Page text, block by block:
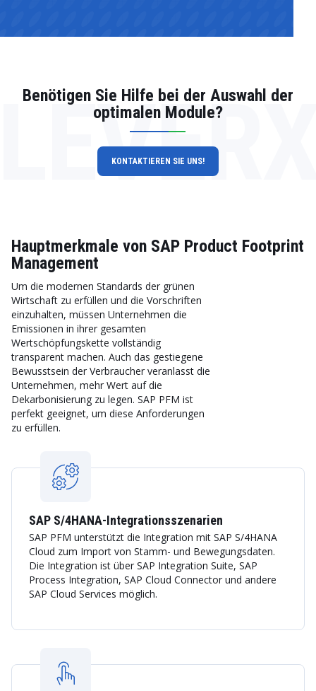
Benötigen Sie Hilfe bei der Auswahl der
optimalen Module?
KONTAKTIEREN SIE UNS!
Hauptmerkmale von SAP Product Footprint
Management
Um die modernen Standards der grünen
Wirtschaft zu erfüllen und die Vorschriften
einzuhalten, müssen Unternehmen die
Emissionen in ihrer gesamten
Wertschöpfungskette vollständig
transparent machen. Auch das gestiegene
Bewusstsein der Verbraucher veranlasst die
Unternehmen, mehr Wert auf die
Dekarbonisierung zu legen. SAP PFM ist
perfekt geeignet, um diese Anforderungen
zu erfüllen.
SAP S/4HANA-Integrationsszenarien
SAP PFM unterstützt die Integration mit SAP S/4HANA
Cloud zum Import von Stamm- und Bewegungsdaten.
Die Integration ist über SAP Integration Suite, SAP
Process Integration, SAP Cloud Connector und andere
SAP Cloud Services möglich.